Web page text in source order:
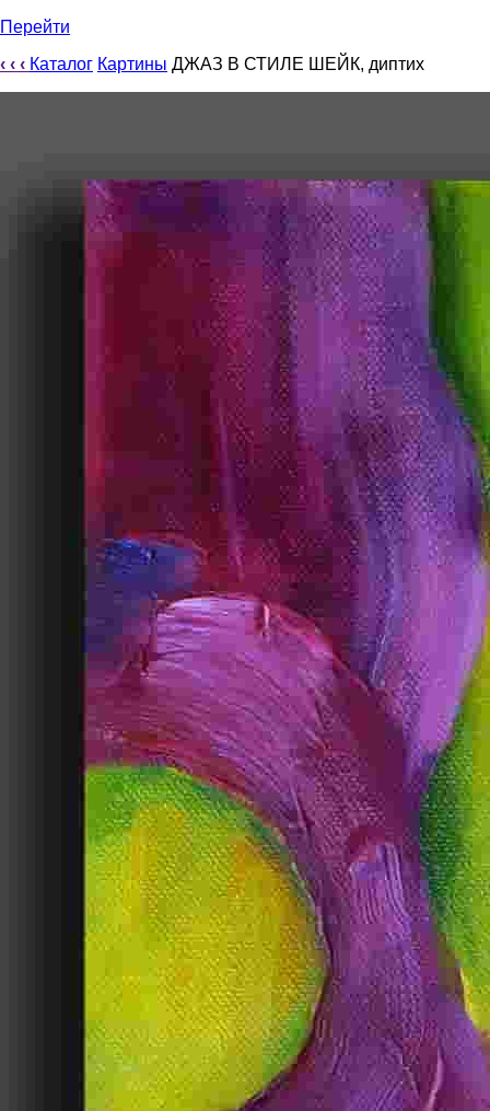
Перейти
‹ ‹ ‹ Каталог Картины ДЖАЗ В СТИЛЕ ШЕЙК, диптих